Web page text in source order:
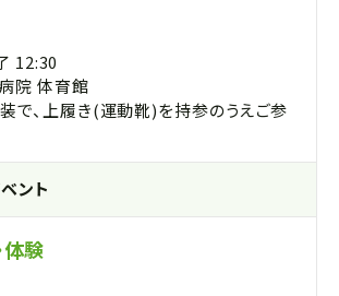
12:30
院 体育館
で、上履き(運動靴)を持参のうえご参
ント
体験